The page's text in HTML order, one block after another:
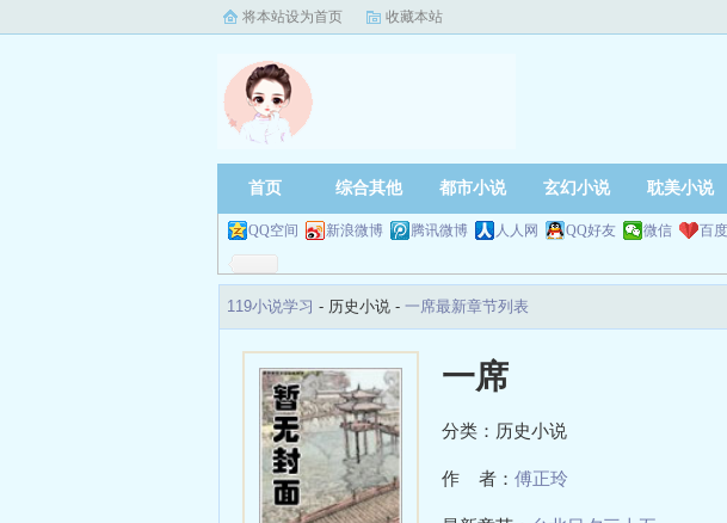
将本站设为首页 收藏本站
首页 综合其他 都市小说 玄幻小说 耽美小说
QQ空间 新浪微博 腾讯微博 人人网 QQ好友 微信 百
119小说学习 - 历史小说 - 一席最新章节列表
一席
分类：历史小说
作 者： 傅正玲